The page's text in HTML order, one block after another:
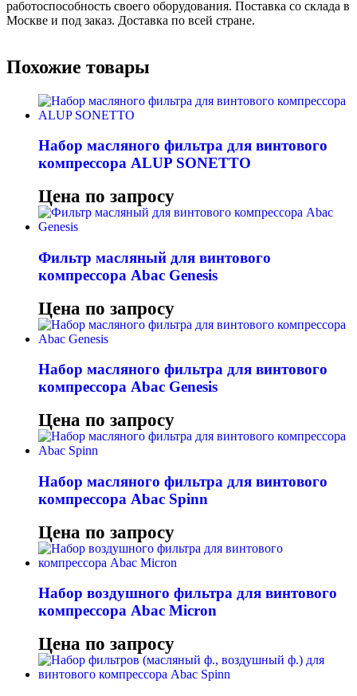
работоспособность своего оборудования. Поставка со склада в
Москве и под заказ. Доставка по всей стране.
Похожие товары
Набор масляного фильтра для винтового
компрессора ALUP SONETTO
Цена по запросу
Фильтр масляный для винтового
компрессора Abac Genesis
Цена по запросу
Набор масляного фильтра для винтового
компрессора Abac Genesis
Цена по запросу
Набор масляного фильтра для винтового
компрессора Abac Spinn
Цена по запросу
Набор воздушного фильтра для винтового
компрессора Abac Micron
Цена по запросу